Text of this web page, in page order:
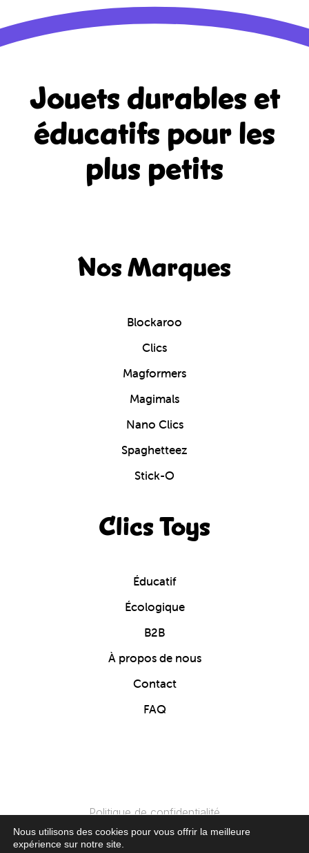
Jouets durables et
éducatifs pour les
plus petits
Nos Marques
Blockaroo
Clics
Magformers
Magimals
Nano Clics
Spaghetteez
Stick-O
Clics Toys
Éducatif
Écologique
B2B
À propos de nous
Contact
FAQ
Politique de confidentialité
Nous utilisons des cookies pour vous offrir la meilleure
expérience sur notre site.